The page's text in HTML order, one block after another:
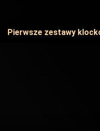
Pierwsze zestawy